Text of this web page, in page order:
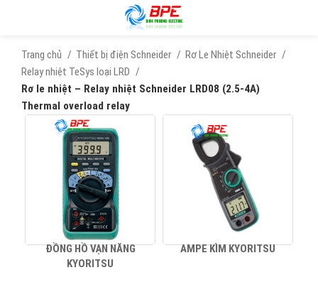
Trang chủ Thiết bị điện Schneider
Rơ Le Nhiệt Schneider
Relay nhiệt TeSys loại LRD
Rơ le nhiệt – Relay nhiệt Schneider LRD08 (2.5-4A)
Thermal overload relay
ĐỒNG HỒ VẠN NĂNG
KYORITSU
AMPE KÌM KYORITSU